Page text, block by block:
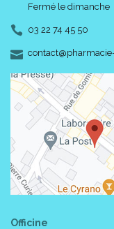
Fermé le dimanche
03 22 74 45 50
contact-
@-
Officine